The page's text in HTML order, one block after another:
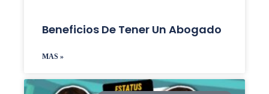
Beneficios De Tener Un Abogado
MAS »